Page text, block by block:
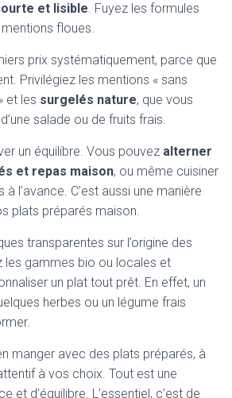
et lisible. Fuyez les formules
floues.
prix systématiquement, parce que
Privilégiez les mentions « sans
et les surgelés nature, que vous
salade ou de fruits frais.
un équilibre. Vous pouvez alterner
et repas maison, ou même cuisiner
l’avance. C’est aussi une manière
plats préparés maison.
transparentes sur l’origine des
les gammes bio ou locales et
un plat tout prêt. En effet, un
herbes ou un légume frais
manger avec des plats préparés, à
à vos choix. Tout est une
et d’équilibre. L’essentiel, c’est de